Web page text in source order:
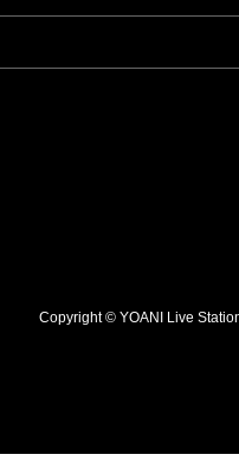
Copyright © YOANI Live